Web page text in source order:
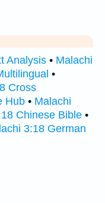
Analysis • Malachi
•
Cross
Hub • Malachi
Chinese Bible •
3:18 German